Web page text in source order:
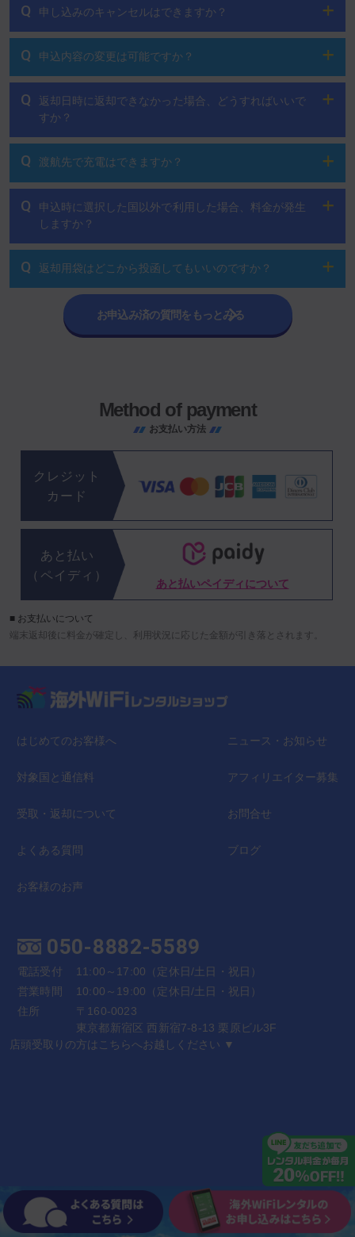
Q 申し込みのキャンセルはできますか？
Q 申込内容の変更は可能ですか？
Q
返却日時に返却できなかった場合、どうすればいいで
すか？
Q 渡航先で充電はできますか？
Q
申込時に選択した国以外で利用した場合、料金が発生
しますか？
Q 返却用袋はどこから投函してもいいのですか？
お申込み済の質問をもっとみる
Method of payment
お支払い方法
クレジット
カード
あと払い
（ペイディ）
あと払いペイディについて
■ お支払いについて
端末返却後に料金が確定し、利用状況に応じた金額が引き落とされます。
はじめてのお客様へ
対象国と通信料
受取・返却について
よくある質問
お客様のお声
ニュース・お知らせ
アフィリエイター募集
お問合せ
ブログ
050-8882-5589
電話受付
11:00～17:00（定休日/土日・祝日）
営業時間
10:00～19:00（定休日/土日・祝日）
住所
〒160-0023
東京都新宿区 西新宿7-8-13 栗原ビル3F
店頭受取りの方はこちらへお越しください ▼